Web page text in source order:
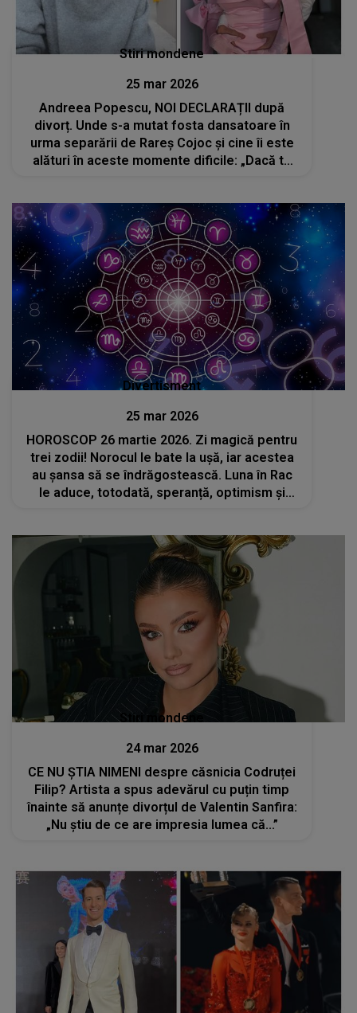
Stiri mondene
25 mar 2026
Andreea Popescu, NOI DECLARAȚII după
divorț. Unde s-a mutat fosta dansatoare în
urma separării de Rareș Cojoc și cine îi este
alături în aceste momente dificile: „Dacă te
Divertisment
25 mar 2026
HOROSCOP 26 martie 2026. Zi magică pentru
trei zodii! Norocul le bate la ușă, iar acestea
au șansa să se îndrăgostească. Luna în Rac
le aduce, totodată, speranță, optimism și
Stiri mondene
24 mar 2026
CE NU ȘTIA NIMENI despre căsnicia Codruței
Filip? Artista a spus adevărul cu puțin timp
înainte să anunțe divorțul de Valentin Sanfira:
„Nu știu de ce are impresia lumea că...”